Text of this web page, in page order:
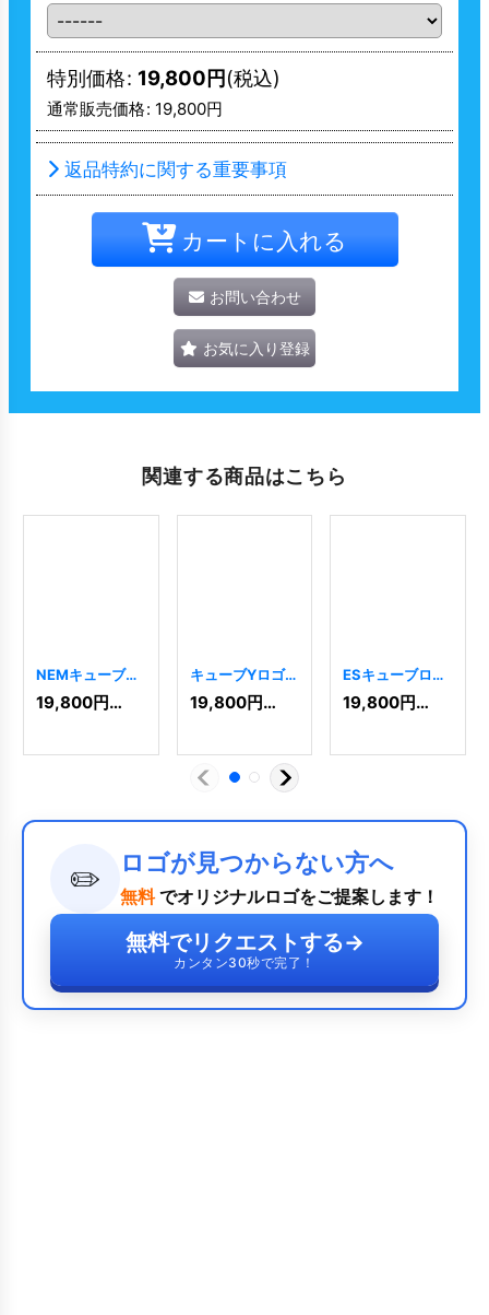
特別価格: 19,800円(税込)
通常販売価格: 19,800円
返品特約に関する重要事項
カートに入れる
お問い合わせ
お気に入り登録
関連する商品はこちら
NEMキューブロ
ゴ
5064]
19,800円(税込)
キューブYロゴ
[5906]
19,800円(税込)
ESキューブロゴ
[4288]
19,800円(税込)
✏️ ロゴが見つからない方へ
無料 でオリジナルロゴをご提案します！
無料でリクエストする→
カンタン30秒で完了！